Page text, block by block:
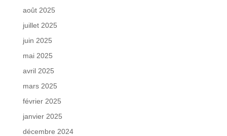
août 2025
juillet 2025
juin 2025
mai 2025
avril 2025
mars 2025
février 2025
janvier 2025
décembre 2024